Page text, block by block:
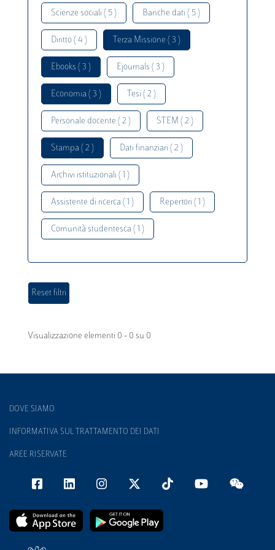
Scienze sociali ( 5 ) Banche dati ( 5 )
Diritto ( 4 ) Terza Missione ( 3 )
Ebooks ( 3 ) Ejournals ( 3 )
Economia ( 3 ) Tesi ( 2 )
Personale docente ( 2 ) STEM ( 2 )
Stampa ( 2 ) Dati finanziari ( 2 )
Archivi istituzionali ( 1 )
Assistente di ricerca ( 1 ) Repertori ( 1 )
Comunità studentesca ( 1 )
Visualizzazione elementi 0 - 0 su 0
DOVE SIAMO
INFORMATIVA SUL TRATTAMENTO DEI DATI
AREE RISERVATE